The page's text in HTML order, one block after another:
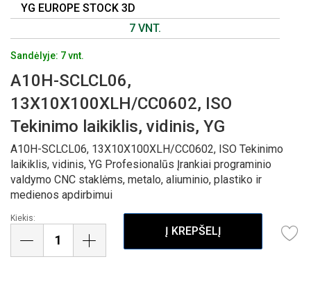
YG EUROPE STOCK 3D
7 VNT.
Sandėlyje: 7 vnt.
A10H-SCLCL06,
13X10X100XLH/CC0602, ISO
Tekinimo laikiklis, vidinis, YG
A10H-SCLCL06, 13X10X100XLH/CC0602, ISO Tekinimo
laikiklis, vidinis, YG Profesionalūs Įrankiai programinio
valdymo CNC staklėms, metalo, aliuminio, plastiko ir
medienos apdirbimui
Kiekis:
Į KREPŠELĮ